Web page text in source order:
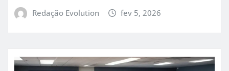
Redação Evolution fev 5, 2026